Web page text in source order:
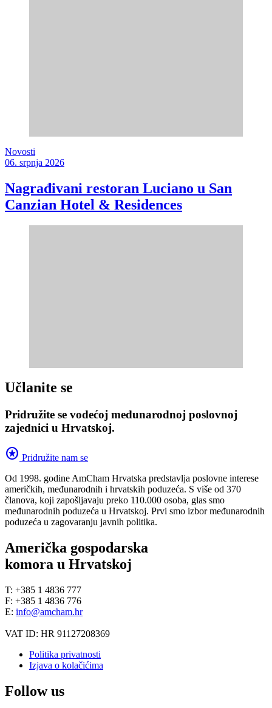
Novosti
06. srpnja 2026
Nagrađivani restoran Luciano u San
Canzian Hotel & Residences
Učlanite se
Pridružite se vodećoj međunarodnoj poslovnoj
zajednici u Hrvatskoj.
stars Pridružite nam se
Od 1998. godine AmCham Hrvatska predstavlja poslovne interese
američkih, međunarodnih i hrvatskih poduzeća. S više od 370
članova, koji zapošljavaju preko 110.000 osoba, glas smo
međunarodnih poduzeća u Hrvatskoj. Prvi smo izbor međunarodnih
poduzeća u zagovaranju javnih politika.
Američka gospodarska
komora u Hrvatskoj
T: +385 1 4836 777
F: +385 1 4836 776
E: info@amcham.hr
VAT ID: HR 91127208369
Politika privatnosti
Izjava o kolačićima
Follow us